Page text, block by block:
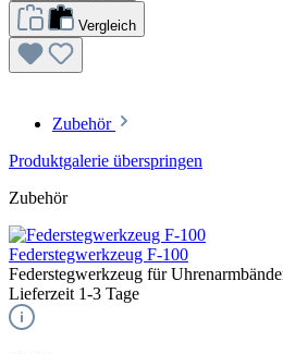
Vergleich
Zubehör
Produktgalerie überspringen
Zubehör
Federstegwerkzeug F-100
Federstegwerkzeug für
Lieferzeit 1-3 Tage